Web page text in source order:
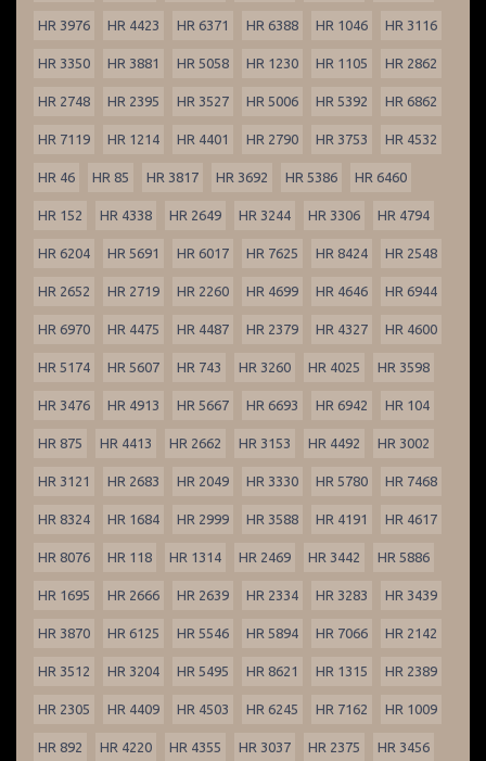
HR 3976 HR 4423 HR 6371 HR 6388 HR 1046 HR 3116
HR 3350 HR 3881 HR 5058 HR 1230 HR 1105 HR 2862
HR 2748 HR 2395 HR 3527 HR 5006 HR 5392 HR 6862
HR 7119 HR 1214 HR 4401 HR 2790 HR 3753 HR 4532
HR 46 HR 85 HR 3817 HR 3692 HR 5386 HR 6460
HR 152 HR 4338 HR 2649 HR 3244 HR 3306 HR 4794
HR 6204 HR 5691 HR 6017 HR 7625 HR 8424 HR 2548
HR 2652 HR 2719 HR 2260 HR 4699 HR 4646 HR 6944
HR 6970 HR 4475 HR 4487 HR 2379 HR 4327 HR 4600
HR 5174 HR 5607 HR 743 HR 3260 HR 4025 HR 3598
HR 3476 HR 4913 HR 5667 HR 6693 HR 6942 HR 104
HR 875 HR 4413 HR 2662 HR 3153 HR 4492 HR 3002
HR 3121 HR 2683 HR 2049 HR 3330 HR 5780 HR 7468
HR 8324 HR 1684 HR 2999 HR 3588 HR 4191 HR 4617
HR 8076 HR 118 HR 1314 HR 2469 HR 3442 HR 5886
HR 1695 HR 2666 HR 2639 HR 2334 HR 3283 HR 3439
HR 3870 HR 6125 HR 5546 HR 5894 HR 7066 HR 2142
HR 3512 HR 3204 HR 5495 HR 8621 HR 1315 HR 2389
HR 2305 HR 4409 HR 4503 HR 6245 HR 7162 HR 1009
HR 892 HR 4220 HR 4355 HR 3037 HR 2375 HR 3456